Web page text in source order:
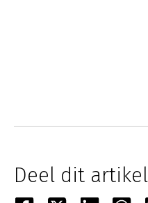
Deel dit artikel